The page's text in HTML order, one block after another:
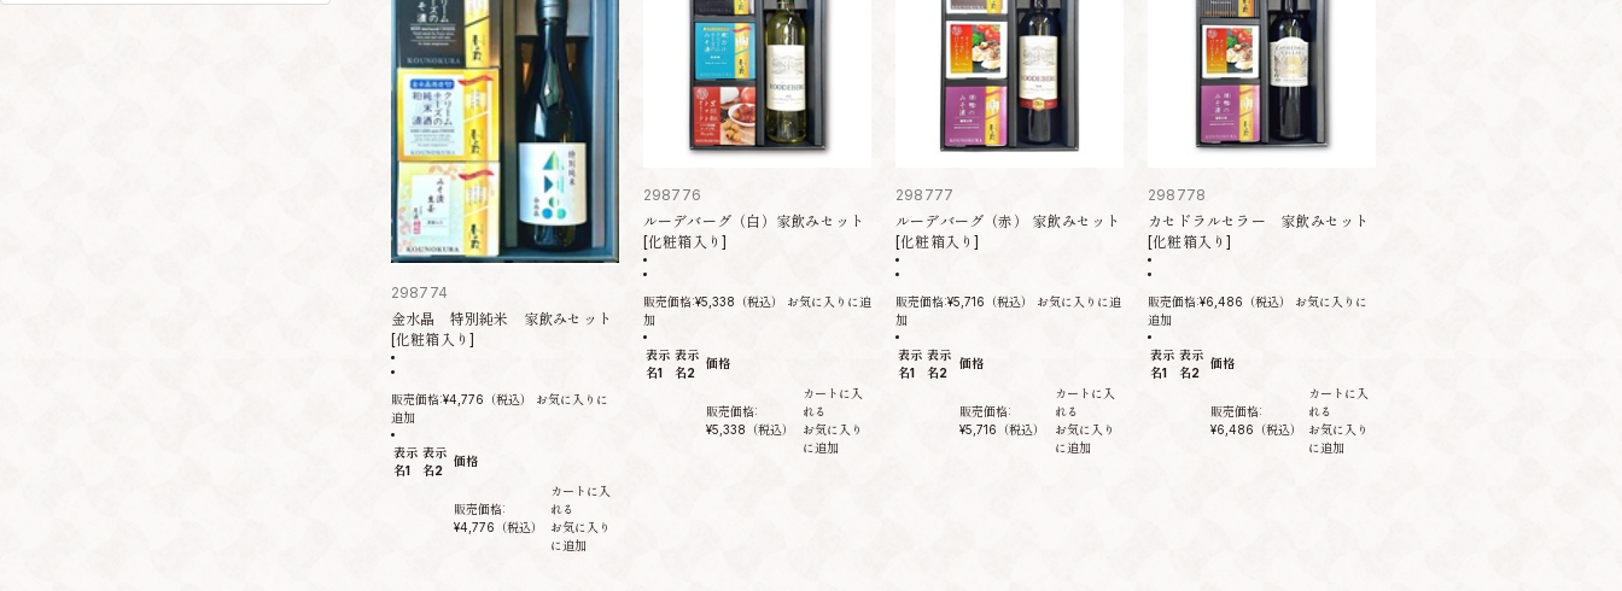
298774
金水晶 特別純米 家飲みセット
[化粧箱入り]
販売価格:¥4,776 （税込）
お気に入りに
追加
表示
名1
表示
名2
価格
販売価格:
¥4,776 （税込）
カートに入
れる
お気に入り
に追加
298776
ルーデバーグ（白）家飲みセット
[化粧箱入り]
販売価格:¥5,338 （税込）
お気に入りに追
加
表示
名1
表示
名2
価格
販売価格:
¥5,338 （税込）
カートに入
れる
お気に入り
に追加
298777
ルーデバーグ（赤） 家飲みセット
[化粧箱入り]
販売価格:¥5,716 （税込）
お気に入りに追
加
表示
名1
表示
名2
価格
販売価格:
¥5,716 （税込）
カートに入
れる
お気に入り
に追加
298778
カセドラルセラー 家飲みセット
[化粧箱入り]
販売価格:¥6,486 （税込）
お気に入りに
追加
表示
名1
表示
名2
価格
販売価格:
¥6,486 （税込）
カートに入
れる
お気に入り
に追加